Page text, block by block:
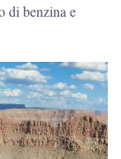
di benzina e